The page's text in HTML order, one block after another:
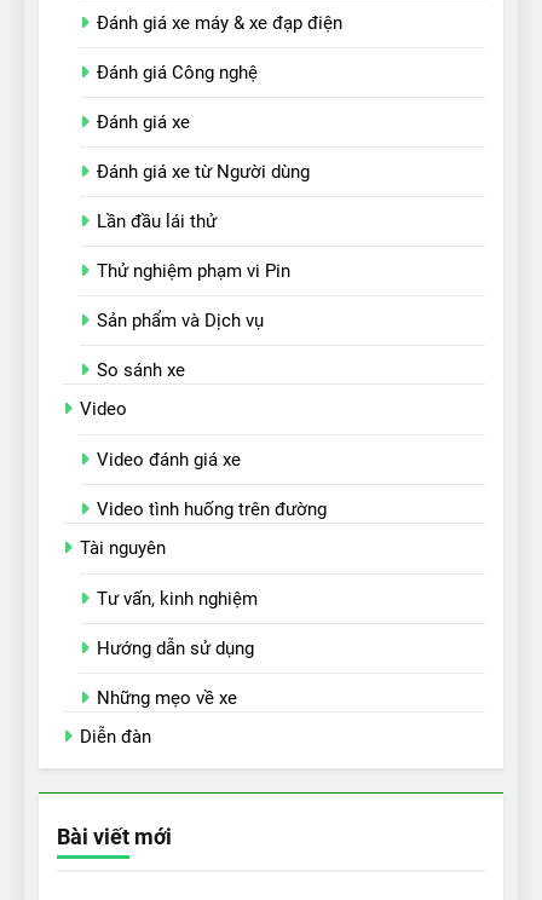
Đánh giá xe máy & xe đạp điện
Đánh giá Công nghệ
Đánh giá xe
Đánh giá xe từ Người dùng
Lần đầu lái thử
Thử nghiệm phạm vi Pin
Sản phẩm và Dịch vụ
So sánh xe
Video
Video đánh giá xe
Video tình huống trên đường
Tài nguyên
Tư vấn, kinh nghiệm
Hướng dẫn sử dụng
Những mẹo về xe
Diễn đàn
Bài viết mới